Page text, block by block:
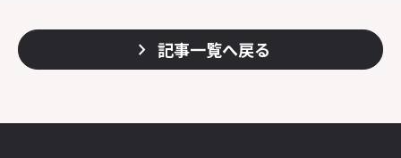
記事一覧へ戻る